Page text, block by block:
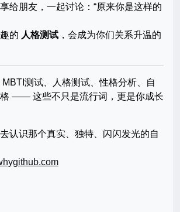
给朋友，一起讨论：“原来你是这样的
的 人格测试 ，会成为你们关系升温的
MBTI测试、人格测试、性格分析、自
—— 这些不只是流行词，更是你成长
认识那个真实、独特、闪闪发光的自